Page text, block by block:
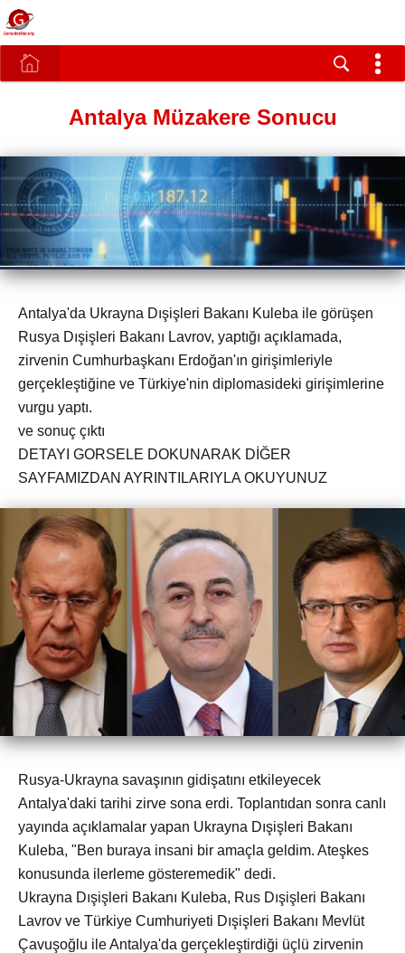
Antalya Müzakere Sonucu
Antalya'da Ukrayna Dışişleri Bakanı Kuleba ile görüşen
Rusya Dışişleri Bakanı Lavrov, yaptığı açıklamada,
zirvenin Cumhurbaşkanı Erdoğan'ın girişimleriyle
gerçekleştiğine ve Türkiye'nin diplomasideki girişimlerine
vurgu yaptı.
ve sonuç çıktı
DETAYI GORSELE DOKUNARAK DİĞER
SAYFAMIZDAN AYRINTILARIYLA OKUYUNUZ
Rusya-Ukrayna savaşının gidişatını etkileyecek
Antalya'daki tarihi zirve sona erdi. Toplantıdan sonra canlı
yayında açıklamalar yapan Ukrayna Dışişleri Bakanı
Kuleba, "Ben buraya insani bir amaçla geldim. Ateşkes
konusunda ilerleme gösteremedik" dedi.
Ukrayna Dışişleri Bakanı Kuleba, Rus Dışişleri Bakanı
Lavrov ve Türkiye Cumhuriyeti Dışişleri Bakanı Mevlüt
Çavuşoğlu ile Antalya'da gerçekleştirdiği üçlü zirvenin